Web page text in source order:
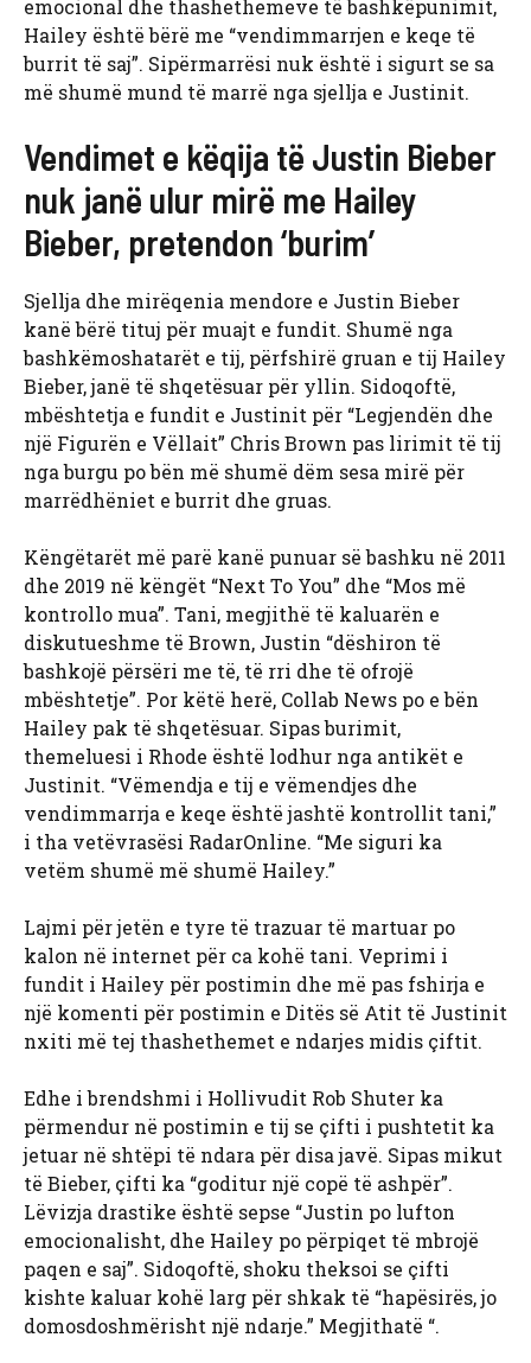
emocional dhe thashethemeve të bashkëpunimit,
Hailey është bërë me “vendimmarrjen e keqe të
burrit të saj”. Sipërmarrësi nuk është i sigurt se sa
më shumë mund të marrë nga sjellja e Justinit.
Vendimet e këqija të Justin Bieber
nuk janë ulur mirë me Hailey
Bieber, pretendon ‘burim’
Sjellja dhe mirëqenia mendore e Justin Bieber
kanë bërë tituj për muajt e fundit. Shumë nga
bashkëmoshatarët e tij, përfshirë gruan e tij Hailey
Bieber, janë të shqetësuar për yllin. Sidoqoftë,
mbështetja e fundit e Justinit për “Legjendën dhe
një Figurën e Vëllait” Chris Brown pas lirimit të tij
nga burgu po bën më shumë dëm sesa mirë për
marrëdhëniet e burrit dhe gruas.
Këngëtarët më parë kanë punuar së bashku në 2011
dhe 2019 në këngët “Next To You” dhe “Mos më
kontrollo mua”. Tani, megjithë të kaluarën e
diskutueshme të Brown, Justin “dëshiron të
bashkojë përsëri me të, të rri dhe të ofrojë
mbështetje”. Por këtë herë, Collab News po e bën
Hailey pak të shqetësuar. Sipas burimit,
themeluesi i Rhode është lodhur nga antikët e
Justinit. “Vëmendja e tij e vëmendjes dhe
vendimmarrja e keqe është jashtë kontrollit tani,”
i tha vetëvrasësi RadarOnline. “Me siguri ka
vetëm shumë më shumë Hailey.”
Lajmi për jetën e tyre të trazuar të martuar po
kalon në internet për ca kohë tani. Veprimi i
fundit i Hailey për postimin dhe më pas fshirja e
një komenti për postimin e Ditës së Atit të Justinit
nxiti më tej thashethemet e ndarjes midis çiftit.
Edhe i brendshmi i Hollivudit Rob Shuter ka
përmendur në postimin e tij se çifti i pushtetit ka
jetuar në shtëpi të ndara për disa javë. Sipas mikut
të Bieber, çifti ka “goditur një copë të ashpër”.
Lëvizja drastike është sepse “Justin po lufton
emocionalisht, dhe Hailey po përpiqet të mbrojë
paqen e saj”. Sidoqoftë, shoku theksoi se çifti
kishte kaluar kohë larg për shkak të “hapësirës, ​​jo
domosdoshmërisht një ndarje.” Megjithatë “.